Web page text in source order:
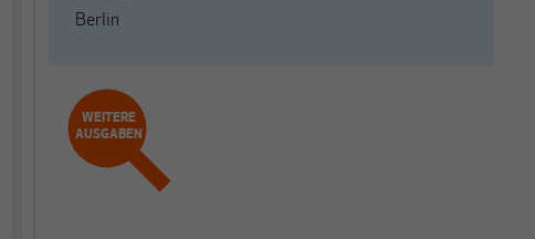
Berlin
WEITERE
AUSGABEN